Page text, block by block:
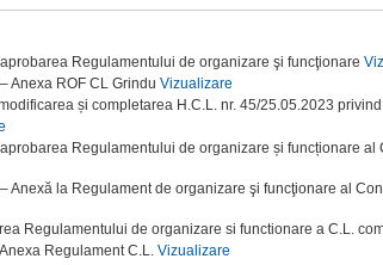
Regulamentului de organizare şi funcţionare
Anexa ROF CL Grindu Vizualizare
și completarea H.C.L. nr. 45/25.05.2023
Regulamentului de organizare și funcționare al
Anexă la Regulament de organizare şi funcţionare al
Regulamentului de organizare si functionare a C.L.
Regulament C.L. Vizualizare